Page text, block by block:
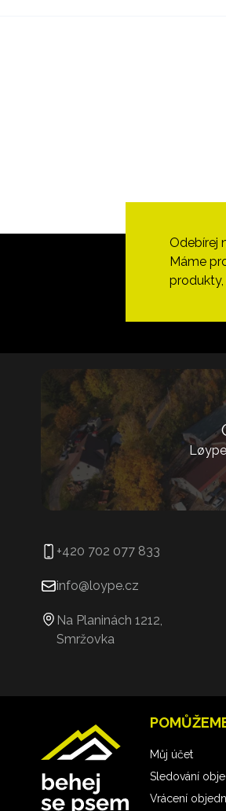
Odebírej
Máme
+420 702 077 833
info@loype.cz
Na Planinách 1212,
Smržovka
Můj účet
Sledování
Vrácení